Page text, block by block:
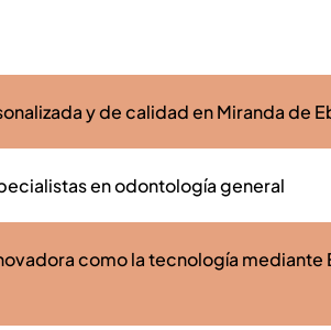
y de calidad en Miranda de
en odontología general
como la tecnología mediante